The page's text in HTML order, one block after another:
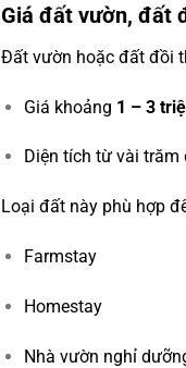
Giá đất vườn, đất
Đất vườn hoặc đất đồi
Giá khoảng 1 – 3
Diện tích từ vài trăm
Loại đất này phù hợp
Farmstay
Homestay
Nhà vườn nghỉ